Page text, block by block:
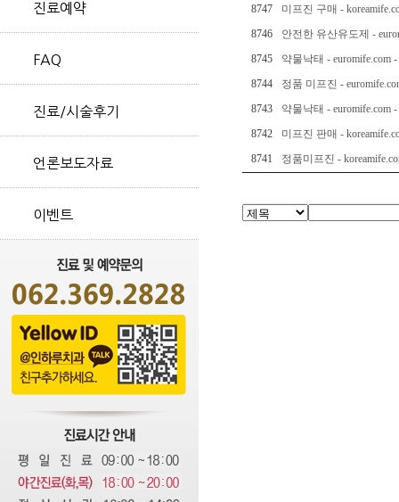
진료예약
FAQ
진료/시술후기
언론보도자료
이벤트
8747
미프진 구매 -
8746
안전한 유산유도제 -
8745
약물낙태 -
8744
정품 미프진 -
8743
약물낙태 -
8742
미프진 판매 -
8741
정품미프진 -